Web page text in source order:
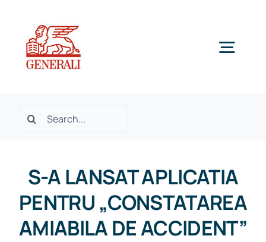
content
Produse si Servicii
SOLICITA OFERTA
Cautare...
S-A LANSAT APLICATIA
PENTRU „CONSTATAREA
AMIABILA DE ACCIDENT”